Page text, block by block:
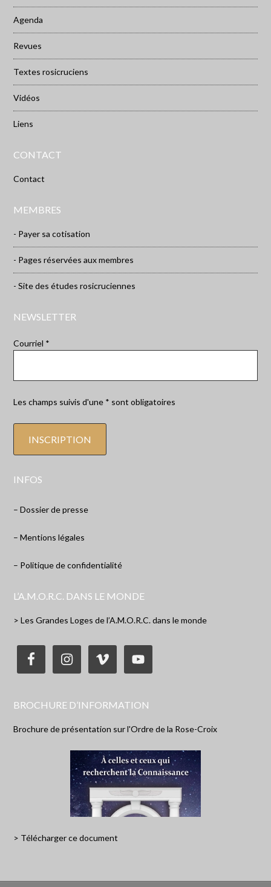
Agenda
Revues
Textes rosicruciens
Vidéos
Liens
CONTACT
Contact
MEMBRES
- Payer sa cotisation
- Pages réservées aux membres
- Site des études rosicruciennes
NEWSLETTER
Courriel *
Les champs suivis d'une * sont obligatoires
INFOS
– Dossier de presse
– Mentions légales
– Politique de confidentialité
L’A.M.O.R.C. DANS LE MONDE
> Les Grandes Loges de l’A.M.O.R.C. dans le monde
BROCHURE D’INFORMATION
Brochure de présentation sur l'Ordre de la Rose-Croix
> Télécharger ce document